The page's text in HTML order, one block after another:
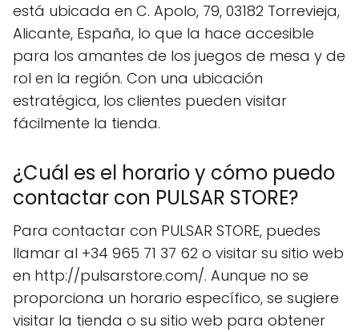
está ubicada en C. Apolo, 79, 03182 Torrevieja,
Alicante, España, lo que la hace accesible
para los amantes de los juegos de mesa y de
rol en la región. Con una ubicación
estratégica, los clientes pueden visitar
fácilmente la tienda.
¿Cuál es el horario y cómo puedo
contactar con PULSAR STORE?
Para contactar con PULSAR STORE, puedes
llamar al +34 965 71 37 62 o visitar su sitio web
en http://pulsarstore.com/. Aunque no se
proporciona un horario específico, se sugiere
visitar la tienda o su sitio web para obtener